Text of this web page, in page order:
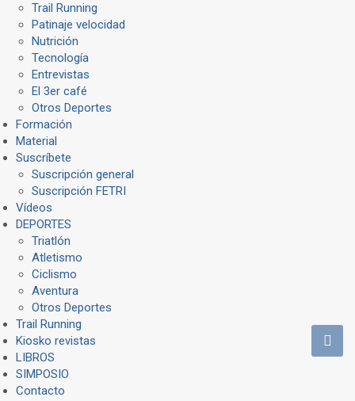
Trail Running
Patinaje velocidad
Nutrición
Tecnología
Entrevistas
El 3er café
Otros Deportes
Formación
Material
Suscríbete
Suscripción general
Suscripción FETRI
Vídeos
DEPORTES
Triatlón
Atletismo
Ciclismo
Aventura
Otros Deportes
Trail Running
Kiosko revistas
LIBROS
SIMPOSIO
Contacto